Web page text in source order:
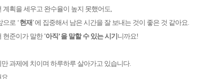
계획을 세우고 완수율이 높지 못했어도,
으로 ‘현재 ’에 집중해서 남은 시간을 잘 보내는 것이 좋은 것 같아요.
현준이가 말한'아직’을 말할 수 있는 시기 니까요!
과제에 치이며 하루하루 살아가고 있습니다.
요